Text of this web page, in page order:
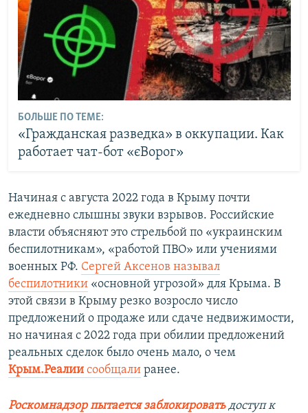
БОЛЬШЕ ПО ТЕМЕ:
«Гражданская разведка» в оккупации. Как
работает чат-бот «єВорог»
Начиная с августа 2022 года в Крыму почти
ежедневно слышны звуки взрывов. Российские
власти объясняют это стрельбой по «украинским
беспилотникам», «работой ПВО» или учениями
военных РФ. Сергей Аксенов называл
беспилотники «основной угрозой» для Крыма. В
этой связи в Крыму резко возросло число
предложений о продаже или сдаче недвижимости,
но начиная с 2022 года при обилии предложений
реальных сделок было очень мало, о чем
Крым.Реалии сообщали ранее.
Роскомнадзор пытается заблокировать доступ к